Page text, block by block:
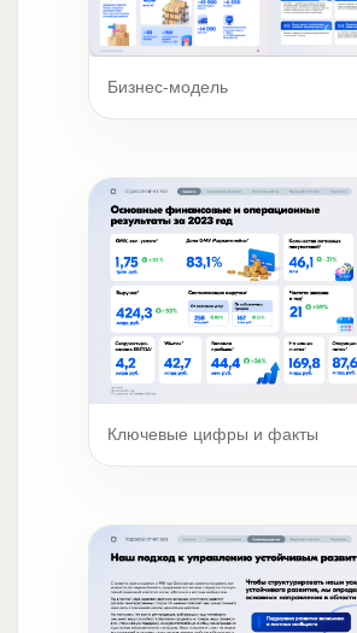
Бизнес-модель
Ключевые цифры и факты